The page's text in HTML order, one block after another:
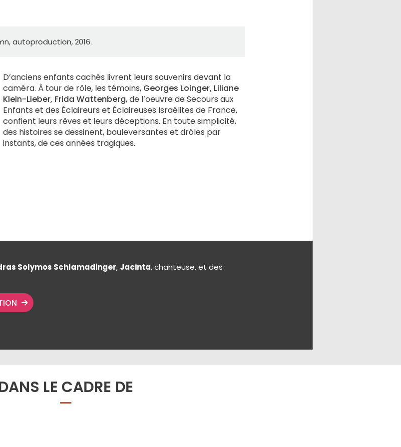
autoproduction, 2016.
D’anciens enfants cachés livrent leurs souvenirs devant la
caméra. À tour de rôle, les témoins, Georges Loinger, Liliane
Klein-Lieber, Frida Wattenberg, de l’oeuvre de Secours aux
Enfants et des Éclaireurs et Éclaireuses Israélites de France,
confient leurs rêves et leurs déceptions. En toute simplicité,
des histoires se dessinent, bouleversantes et drôles par
instants, de ces années tragiques.
Solymos Schlamadinger, Jacinta, chanteuse, et des
LE CADRE DE